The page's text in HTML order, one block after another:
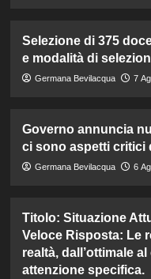
Selezione di 375
e modalità di
Germana Bevilacqua 7
Governo annuncia
ci sono aspetti critici
Germana Bevilacqua 6
Titolo: Situazione
Veloce Risposta: Le
realtà, dall’ottimale
attenzione specifica.